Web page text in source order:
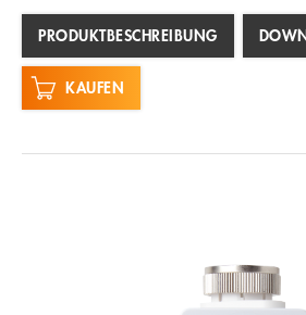
PRODUKTBESCHREIBUNG
KAUFEN